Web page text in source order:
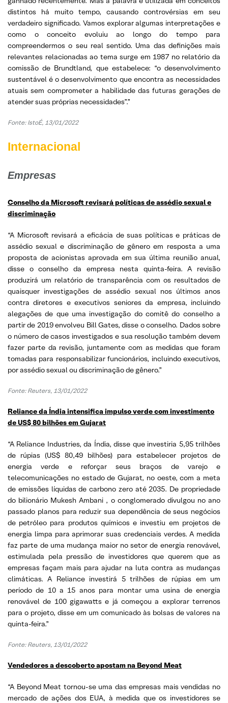
distintos há muito tempo, causando controvérsias em seu
verdadeiro significado. Vamos explorar algumas interpretações e
como o conceito evoluiu ao longo do tempo para
compreendermos o seu real sentido. Uma das definições mais
relevantes relacionadas ao tema surge em 1987 no relatório da
comissão de Brundtland, que estabelece: “o desenvolvimento
sustentável é o desenvolvimento que encontra as necessidades
atuais sem comprometer a habilidade das futuras gerações de
atender suas próprias necessidades”.”
Fonte: IstoÉ, 13/01/2022
Internacional
Empresas
Conselho da Microsoft revisará políticas de assédio sexual e
discriminação
“A Microsoft revisará a eficácia de suas políticas e práticas de
assédio sexual e discriminação de gênero em resposta a uma
proposta de acionistas aprovada em sua última reunião anual,
disse o conselho da empresa nesta quinta-feira. A revisão
produzirá um relatório de transparência com os resultados de
quaisquer investigações de assédio sexual nos últimos anos
contra diretores e executivos seniores da empresa, incluindo
alegações de que uma investigação do comitê do conselho a
partir de 2019 envolveu Bill Gates, disse o conselho. Dados sobre
o número de casos investigados e sua resolução também devem
fazer parte da revisão, juntamente com as medidas que foram
tomadas para responsabilizar funcionários, incluindo executivos,
por assédio sexual ou discriminação de gênero.”
Fonte: Reuters, 13/01/2022
Reliance da Índia intensifica impulso verde com investimento
de US$ 80 bilhões em Gujarat
“A Reliance Industries, da Índia, disse que investiria 5,95 trilhões
de rúpias (US$ 80,49 bilhões) para estabelecer projetos de
energia verde e reforçar seus braços de varejo e
telecomunicações no estado de Gujarat, no oeste, com a meta
de emissões líquidas de carbono zero até 2035. De propriedade
do bilionário Mukesh Ambani , o conglomerado divulgou no ano
passado planos para reduzir sua dependência de seus negócios
de petróleo para produtos químicos e investiu em projetos de
energia limpa para aprimorar suas credenciais verdes. A medida
faz parte de uma mudança maior no setor de energia renovável,
estimulada pela pressão de investidores que querem que as
empresas façam mais para ajudar na luta contra as mudanças
climáticas. A Reliance investirá 5 trilhões de rúpias em um
período de 10 a 15 anos para montar uma usina de energia
renovável de 100 gigawatts e já começou a explorar terrenos
para o projeto, disse em um comunicado às bolsas de valores na
quinta-feira.”
Fonte: Reuters, 13/01/2022
Vendedores a descoberto apostam na Beyond Meat
“A Beyond Meat tornou-se uma das empresas mais vendidas no
mercado de ações dos EUA, à medida que os investidores se